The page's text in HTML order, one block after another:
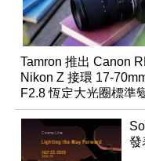
Tamron 推出 Canon
Nikon Z 接環 17-
F2.8 恆定大光圈標準
鏡
發